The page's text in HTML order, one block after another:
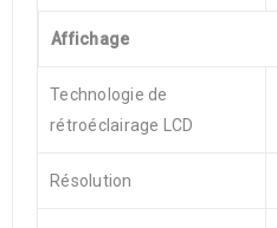
Affichage
Technologie de
rétroéclairage LCD
Résolution